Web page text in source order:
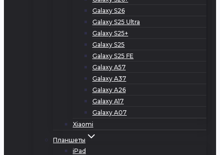
Galaxy S26
Galaxy S25 Ultra
Galaxy S25+
Galaxy S25
Galaxy S25 FE
Galaxy A57
Galaxy A37
Galaxy A26
Galaxy A17
Galaxy A07
Xiaomi
Планшеты
iPad